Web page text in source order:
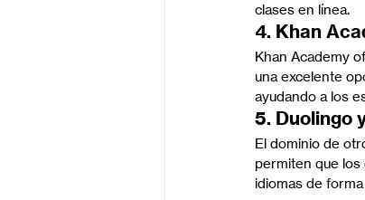
clases en línea.
4. Khan
Khan Academy
una excelente
ayudando a los
5. Duolingo
El dominio de
permiten que
idiomas de